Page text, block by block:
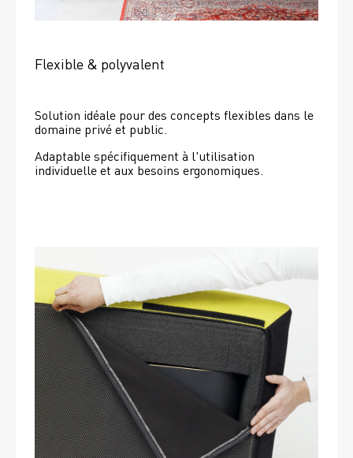
Flexible & polyvalent
Solution idéale pour des concepts flexibles dans le
domaine privé et public.
Adaptable spécifiquement à l'utilisation
individuelle et aux besoins ergonomiques.